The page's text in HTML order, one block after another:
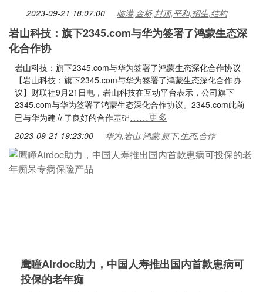
2023-09-21 18:07:00 临港,金桥,封顶,平和,招生,结构
岩山科技：旗下2345.com与华为签署了鸿蒙生态深
化合作协
岩山科技：旗下2345.com与华为签署了鸿蒙生态深化合作协议
【岩山科技：旗下2345.com与华为签署了鸿蒙生态深化合作协
议】财联社9月21日电，岩山科技在互动平台表示，公司旗下
2345.com与华为签署了鸿蒙生态深化合作协议。2345.com此前
已与华为建立了良好的合作基础……更多
2023-09-21 19:23:00 华为,岩山,鸿蒙,旗下,生态,合作
鹰瞳Airdoc助力，中国人寿推出国内首款患病可
投保的老年痴